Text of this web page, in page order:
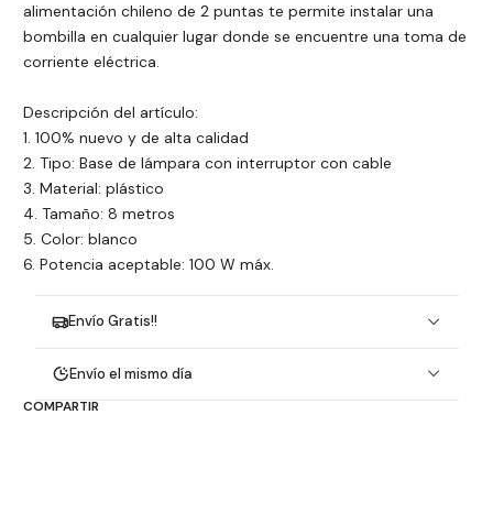
alimentación chileno de 2 puntas te permite instalar una
bombilla en cualquier lugar donde se encuentre una toma de
corriente eléctrica.
Descripción del artículo:
1. 100% nuevo y de alta calidad
2. Tipo: Base de lámpara con interruptor con cable
3. Material: plástico
4. Tamaño: 8 metros
5. Color: blanco
6. Potencia aceptable: 100 W máx.
Envío Gratis!!
Envío el mismo día
COMPARTIR